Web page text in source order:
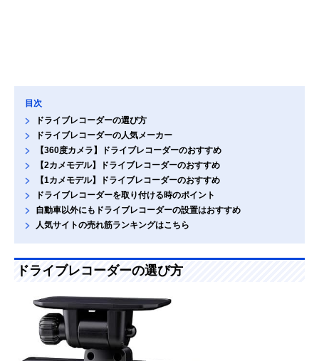
目次
ドライブレコーダーの選び方
ドライブレコーダーの人気メーカー
【360度カメラ】ドライブレコーダーのおすすめ
【2カメモデル】ドライブレコーダーのおすすめ
【1カメモデル】ドライブレコーダーのおすすめ
ドライブレコーダーを取り付ける時のポイント
自動車以外にもドライブレコーダーの設置はおすすめ
人気サイトの売れ筋ランキングはこちら
ドライブレコーダーの選び方